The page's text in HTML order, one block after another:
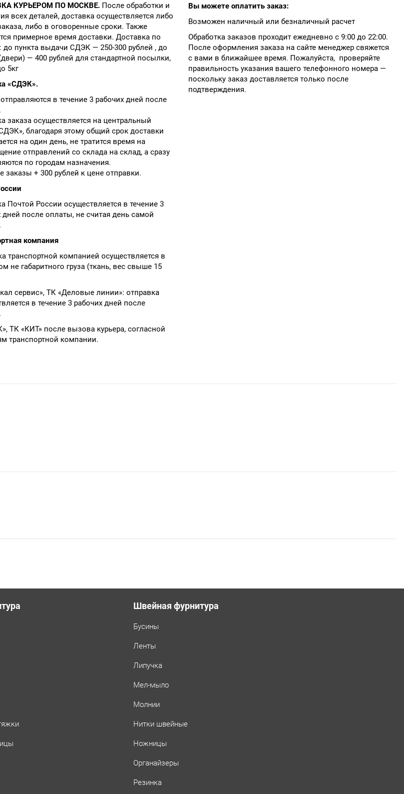
КУРЬЕРОМ ПО МОСКВЕ.После обработки и
всех деталей, доставка осуществляется либо
либо в оговоренные сроки. Также
примерное время доставки. Доставка по
до пункта выдачи СДЭК — 250-300 рублей , до
— 400 рублей для стандартной посылки,
5кг
«СДЭК».
в течение 3 рабочих дней после
заказа осуществляется на центральный
благодаря этому общий срок доставки
на один день, не тратится время на
отправлений со склада на склад, а сразу
по городам назначения.
заказы + 300 рублей к цене отправки.
Почтой России осуществляется в течение 3
дней после оплаты, не считая день самой
компания
транспортной компанией осуществляется в
не габаритного груза (ткань, вес свыше 15
сервис», ТК «Деловые линии»: отправка
в течение 3 рабочих дней после
ТК «КИТ» после вызова курьера, согласной
транспортной компании.
Вы можете оплатить заказ:
Возможен наличный или безналичный расчет
Обработка заказов проходит ежедневно с 9:00 до 22:00.
После оформления заказа на сайте менеджер свяжется
с вами в ближайшее время. Пожалуйста, проверяйте
правильность указания вашего телефонного номера —
поскольку заказ доставляется только после
подтверждения.
Швейная фурнитура
Бусины
Ленты
Липучка
Мел-мыло
Молнии
Нитки швейные
Ножницы
Органайзеры
Резинка